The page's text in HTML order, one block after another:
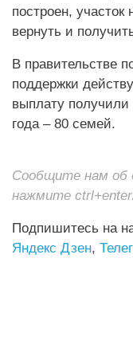
построен, участок
вернуть и
В правительстве
поддержки
выплату
года – 80 семей.
Сообщите нам об
нажмите ctrl+enter.
Подпишитесь на
Яндекс Дзен,